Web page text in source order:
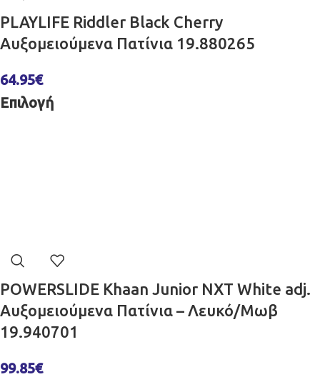
PLAYLIFE Riddler Black Cherry
Αυξομειούμενα Πατίνια 19.880265
64.95€
Επιλογή
POWERSLIDE Khaan Junior NXT White adj.
Αυξομειούμενα Πατίνια – Λευκό/Μωβ
19.940701
99.85€